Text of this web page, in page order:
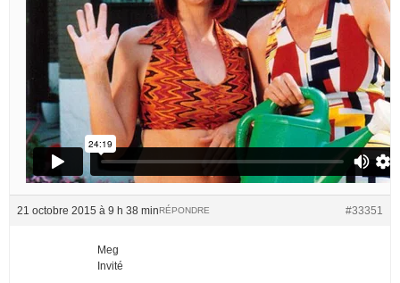
21 octobre 2015 à 9 h 38 min #33351
RÉPONDRE
Meg
Invité